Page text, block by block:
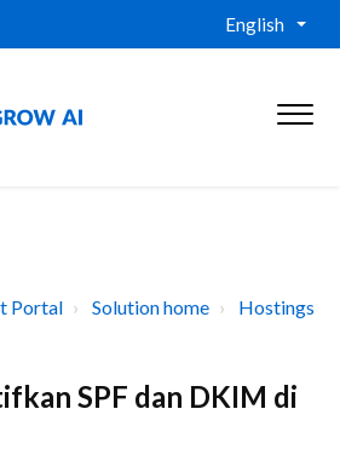
English
Portal Solution home
Hostings
SPF dan DKIM di